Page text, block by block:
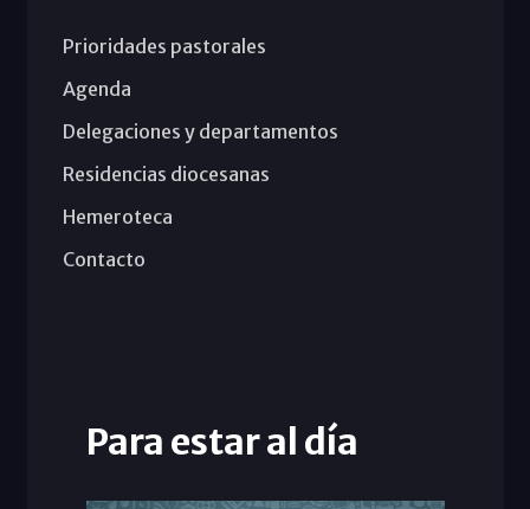
Prioridades pastorales
Agenda
Delegaciones y departamentos
Residencias diocesanas
Hemeroteca
Contacto
Para estar al día